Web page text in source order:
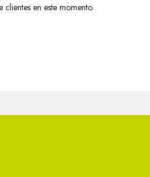
clientes en este momento.